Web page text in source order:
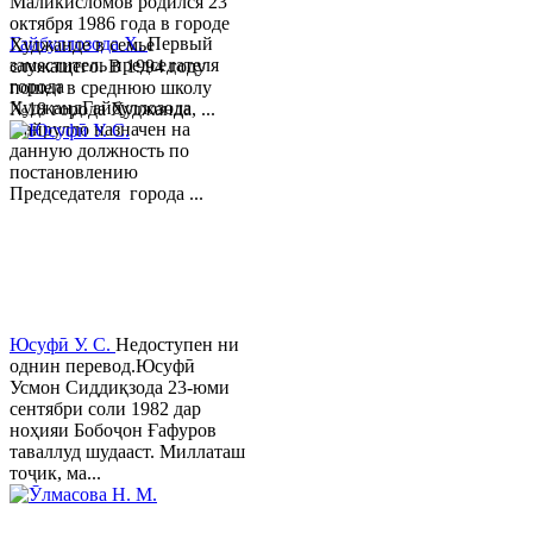
Гайбуллозода Х.Первый
заместитель председателя
города
ХуджандГайбуллозода
Хайрулло назначен на
данную должность по
постановлению
Председателя города ...
октября 1986 года в городе
Худжанде в семье
служащего. В 1994 году
пошел в среднюю школу
№18 города Худжанда, ...
Юсуфӣ У. C. Недоступен ни
однин перевод.Юсуфӣ
Усмон Сиддиқзода 23-юми
сентябри соли 1982 дар
ноҳияи Бобоҷон Ғафуров
таваллуд шудааст. Миллаташ
тоҷик, ма...